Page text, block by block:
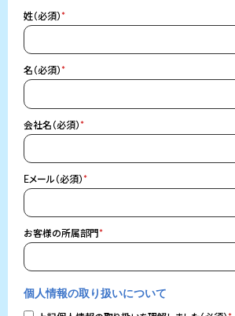
姓（必須） *
名（必須） *
会社名（必須） *
Eメール（必須） *
お客様の所属部門*
個人情報の取り扱いについて